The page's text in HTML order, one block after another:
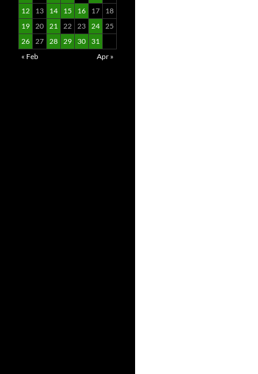
12
13 14 15 16 17
18
19 20 21 22 23 24 25
26 27 28 29 30
31
« Feb
Apr »